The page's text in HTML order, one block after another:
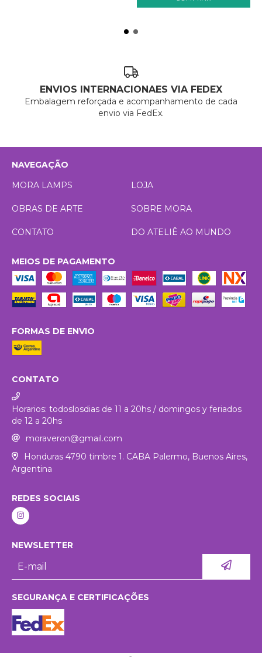
ENVIOS INTERNACIONAES VIA FEDEX
Embalagem reforçada e acompanhamento de cada
envio via FedEx.
NAVEGAÇÃO
MORA LAMPS
LOJA
OBRAS DE ARTE SOBRE MORA
CONTATO DO ATELIÊ AO MUNDO
MEIOS DE PAGAMENTO
FORMAS DE ENVIO
CONTATO
Horarios: todoslosdias de 11 a 20hs / domingos y feriados
de 12 a 20hs
moraveron@gmail.com
Honduras 4790 timbre 1. CABA Palermo, Buenos Aires,
Argentina
REDES SOCIAIS
NEWSLETTER
SEGURANÇA E CERTIFICAÇÕES